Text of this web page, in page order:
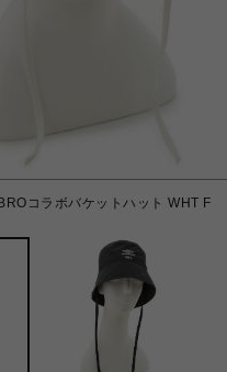
コラボバケットハット WHT F